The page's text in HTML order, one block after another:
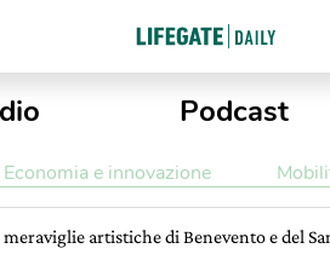
Podcast
Economia e innovazione
meraviglie artistiche di Benevento e del